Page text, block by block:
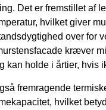
Det er fremstillet af
hvilket giver
over for
kræver
kan holde i årtier, hvis
fremragende
hvilket